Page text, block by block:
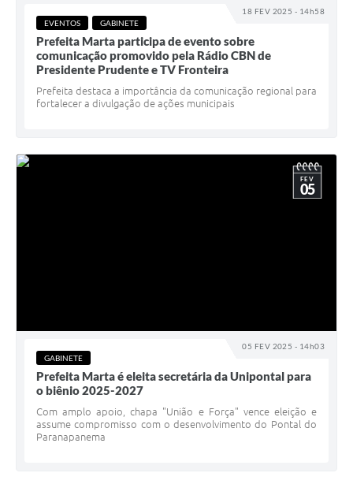
18 FEV 2025 - 14h58
EVENTOS GABINETE
Prefeita Marta participa de evento sobre
comunicação promovido pela Rádio CBN de
Presidente Prudente e TV Fronteira
Prefeita destaca a importância da comunicação regional para
fortalecer a divulgação de ações municipais
05 FEV 2025 - 14h03
FEV
05
GABINETE
Prefeita Marta é eleita secretária da Unipontal para
o biênio 2025-2027
Com amplo apoio, chapa "União e Força" vence eleição e
assume compromisso com o desenvolvimento do Pontal do
Paranapanema